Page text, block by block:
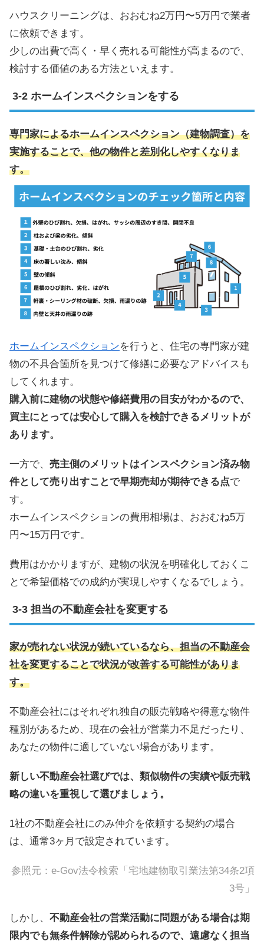
ハウスクリーニングは、おおむね2万円〜5万円で業者
に依頼できます。
少しの出費で高く・早く売れる可能性が高まるので、
検討する価値のある方法といえます。
ホームインスペクションをする
専門家によるホームインスペクション（建物調査）を
実施することで、他の物件と差別化しやすくなりま
す。
​​ホームインスペクションを行うと、住宅の専門家が建
物の不具合箇所を見つけて修繕に必要なアドバイスも
してくれます。
購入前に建物の状態や修繕費用の目安がわかるので、
買主にとっては安心して購入を検討できるメリットが
あります。
一方で、 売主側のメリットはインスペクション済み物
件として売り出すことで早期売却が期待できる点で
す。
ホームインスペクションの費用相場は、おおむね5万
円〜15万円です。
費用はかかりますが、建物の状況を明確化しておくこ
とで希望価格での成約が実現しやすくなるでしょう。
担当の不動産会社を変更する
家が売れない状況が続いているなら、担当の不動産会
社を変更することで状況が改善する可能性がありま
す。
不動産会社にはそれぞれ独自の販売戦略や得意な物件
種別があるため、現在の会社が営業力不足だったり、
あなたの物件に適していない場合があります。
新しい不動産会社選びでは、類似物件の実績や販売戦
略の違いを重視して選びましょう。
1社の不動産会社にのみ仲介を依頼する契約の場合
は、通常3ヶ月で設定されています。
参照元： e-Gov法令検索「宅地建物取引業法第34条2項
3号」
しかし、 不動産会社の営業活動に問題がある場合は期
限内でも無条件解除が認められるので、遠慮なく担当